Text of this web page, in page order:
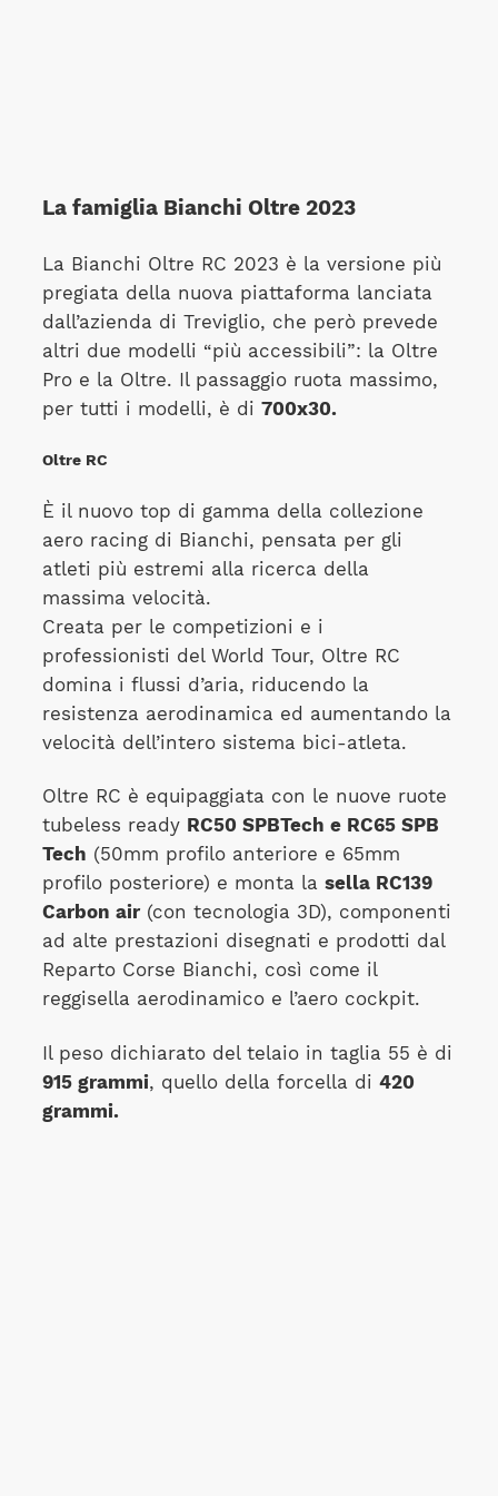
La famiglia Bianchi Oltre 2023
La Bianchi Oltre RC 2023 è la versione più
pregiata della nuova piattaforma lanciata
dall’azienda di Treviglio, che però prevede
altri due modelli “più accessibili”: la Oltre
Pro e la Oltre. Il passaggio ruota massimo,
per tutti i modelli, è di 700x30.
Oltre RC
È il nuovo top di gamma della collezione
aero racing di Bianchi, pensata per gli
atleti più estremi alla ricerca della
massima velocità.
Creata per le competizioni e i
professionisti del World Tour, Oltre RC
domina i flussi d’aria, riducendo la
resistenza aerodinamica ed aumentando la
velocità dell’intero sistema bici-atleta.
Oltre RC è equipaggiata con le nuove ruote
tubeless ready RC50 SPBTech e RC65 SPB
Tech (50mm profilo anteriore e 65mm
profilo posteriore) e monta la sella RC139
Carbon air(con tecnologia 3D), componenti
ad alte prestazioni disegnati e prodotti dal
Reparto Corse Bianchi, così come il
reggisella aerodinamico e l’aero cockpit.
Il peso dichiarato del telaio in taglia 55 è di
915 grammi, quello della forcella di 420
grammi.